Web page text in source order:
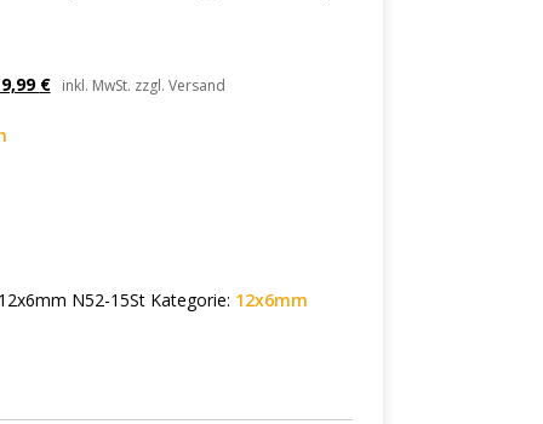
€ inkl. MwSt. zzgl. Versand
N52-15St Kategorie: 12x6mm